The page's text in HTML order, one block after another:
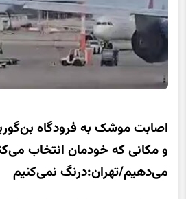
اصابت موشک به فرودگاه
و مکانی که خودمان انتخاب